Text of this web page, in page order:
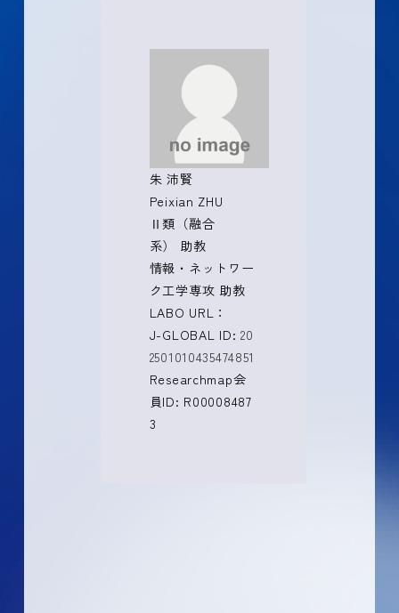
朱 沛賢
Peixian ZHU
Ⅱ類（融合
系） 助教
情報・ネットワー
ク工学専攻 助教
LABO URL：
J-GLOBAL ID: 20
2501010435474851
Researchmap会
員ID: R00008487
3